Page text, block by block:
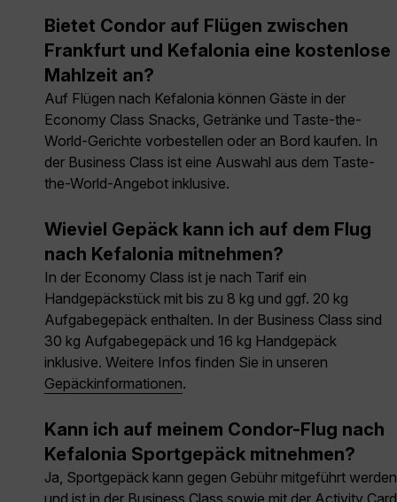
Bietet Condor auf Flügen zwischen
Frankfurt und Kefalonia eine kostenlose
Mahlzeit an?
Auf Flügen nach Kefalonia können Gäste in der
Economy Class Snacks, Getränke und Taste-the-
World-Gerichte vorbestellen oder an Bord kaufen. In
der Business Class ist eine Auswahl aus dem Taste-
the-World-Angebot inklusive.
Wieviel Gepäck kann ich auf dem Flug
nach Kefalonia mitnehmen?
In der Economy Class ist je nach Tarif ein
Handgepäckstück mit bis zu 8 kg und ggf. 20 kg
Aufgabegepäck enthalten. In der Business Class sind
30 kg Aufgabegepäck und 16 kg Handgepäck
inklusive. Weitere Infos finden Sie in unseren
Gepäckinformationen.
Kann ich auf meinem Condor-Flug nach
Kefalonia Sportgepäck mitnehmen?
Ja, Sportgepäck kann gegen Gebühr mitgeführt werden